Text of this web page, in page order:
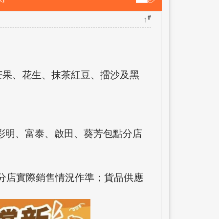
1#
、花生、抹茶紅豆、擂沙及黑
、富泰、啟田、葵芳包點分店
店實際銷售情況作準；貨品供應